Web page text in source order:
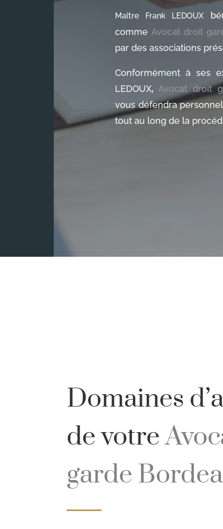
Maître Frank LEDOUX
comme Avocat droit
par des associations
Conformément à ses
LEDOUX, Avocat droit
vous défendra
tout au long de la
Domaines
de votre
garde